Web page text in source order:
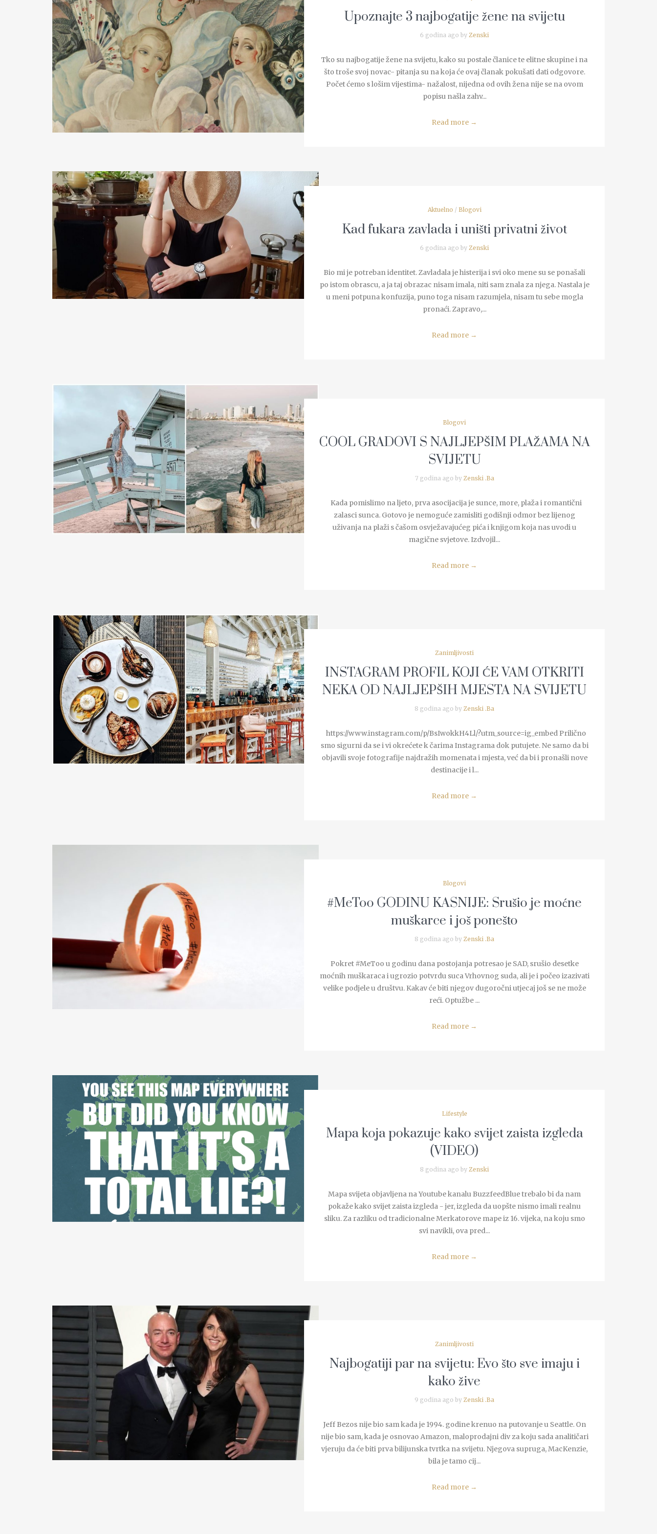
READ MORE
Upoznajte 3 najbogatije žene na svijetu
6 godina ago by Zenski
Tko su najbogatije žene na svijetu, kako su postale članice te elitne skupine i na
što troše svoj novac- pitanja su na koja će ovaj članak pokušati dati odgovore.
Počet ćemo s lošim vijestima- nažalost, nijedna od ovih žena nije se na ovom
popisu našla zahv...
Read more →
READ MORE
Aktuelno / Blogovi
Kad fukara zavlada i uništi privatni život
6 godina ago by Zenski
Bio mi je potreban identitet. Zavladala je histerija i svi oko mene su se ponašali
po istom obrascu, a ja taj obrazac nisam imala, niti sam znala za njega. Nastala je
u meni potpuna konfuzija, puno toga nisam razumjela, nisam tu sebe mogla
pronaći. Zapravo,...
Read more →
READ MORE
Blogovi
COOL GRADOVI S NAJLJEPŠIM PLAŽAMA NA
SVIJETU
7 godina ago by Zenski .Ba
Kada pomislimo na ljeto, prva asocijacija je sunce, more, plaža i romantični
zalasci sunca. Gotovo je nemoguće zamisliti godišnji odmor bez lijenog
uživanja na plaži s čašom osvježavajućeg pića i knjigom koja nas uvodi u
magične svjetove. Izdvojil...
Read more →
READ MORE
Zanimljivosti
INSTAGRAM PROFIL KOJI ĆE VAM OTKRITI
NEKA OD NAJLJEPŠIH MJESTA NA SVIJETU
8 godina ago by Zenski .Ba
https://www.instagram.com/p/BsIwokkH4Ll/?utm_source=ig_embed Prilično
smo sigurni da se i vi okrećete k čarima Instagrama dok putujete. Ne samo da bi
objavili svoje fotografije najdražih momenata i mjesta, već da bi i pronašli nove
destinacije i l...
Read more →
READ MORE
Blogovi
#MeToo GODINU KASNIJE: Srušio je moćne
muškarce i još ponešto
8 godina ago by Zenski .Ba
Pokret #MeToo u godinu dana postojanja potresao je SAD, srušio desetke
moćnih muškaraca i ugrozio potvrdu suca Vrhovnog suda, ali je i počeo izazivati
velike podjele u društvu. Kakav će biti njegov dugoročni utjecaj još se ne može
reći. Optužbe ...
Read more →
READ MORE
Lifestyle
Mapa koja pokazuje kako svijet zaista izgleda
(VIDEO)
8 godina ago by Zenski
Mapa svijeta objavljena na Youtube kanalu BuzzfeedBlue trebalo bi da nam
pokaže kako svijet zaista izgleda - jer, izgleda da uopšte nismo imali realnu
sliku. Za razliku od tradicionalne Merkatorove mape iz 16. vijeka, na koju smo
svi navikli, ova pred...
Read more →
READ MORE
Zanimljivosti
Najbogatiji par na svijetu: Evo što sve imaju i
kako žive
9 godina ago by Zenski .Ba
Jeff Bezos nije bio sam kada je 1994. godine krenuo na putovanje u Seattle. On
nije bio sam, kada je osnovao Amazon, maloprodajni div za koju sada analitičari
vjeruju da će biti prva bilijunska tvrtka na svijetu. Njegova supruga, MacKenzie,
bila je tamo cij...
Read more →